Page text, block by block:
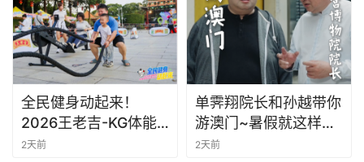
全民健身动起来！
2026王老吉-KG体能
挑战赛燃爆顺峰山
2天前
单霁翔院长和孙越带你
游澳门~暑假就这样
玩！#老广的味道 #故
2天前